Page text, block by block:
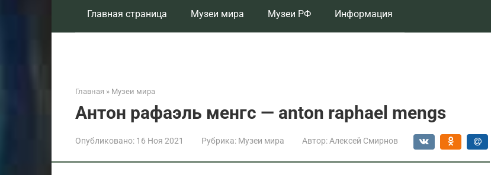
Главная страница Музеи мира Музеи РФ Информация
Главная » Музеи мира
Антон рафаэль менгс — anton raphael mengs
Опубликовано: 16 Ноя 2021 Рубрика: Музеи мира Автор: Алексей Смирнов